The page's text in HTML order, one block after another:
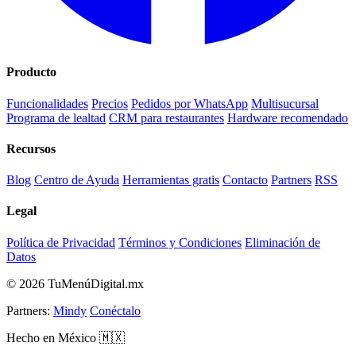
Producto
Funcionalidades Precios Pedidos por WhatsApp Multisucursal
Programa de lealtad CRM para restaurantes Hardware recomendado
Recursos
Blog Centro de Ayuda Herramientas gratis Contacto Partners RSS
Legal
Política de Privacidad Términos y Condiciones Eliminación de
Datos
© 2026 TuMenúDigital.mx
Partners: Mindy Conéctalo
Hecho en México 🇲🇽